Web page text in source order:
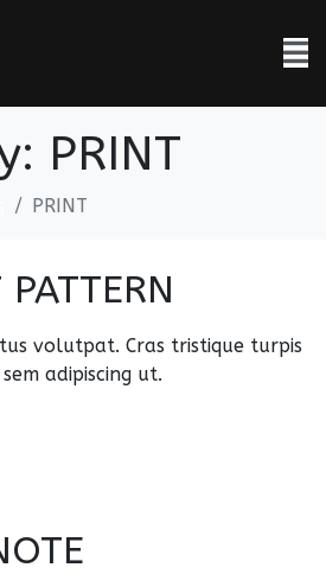
PRINT
PRINT
volutpat. Cras tristique turpis
adipiscing ut.